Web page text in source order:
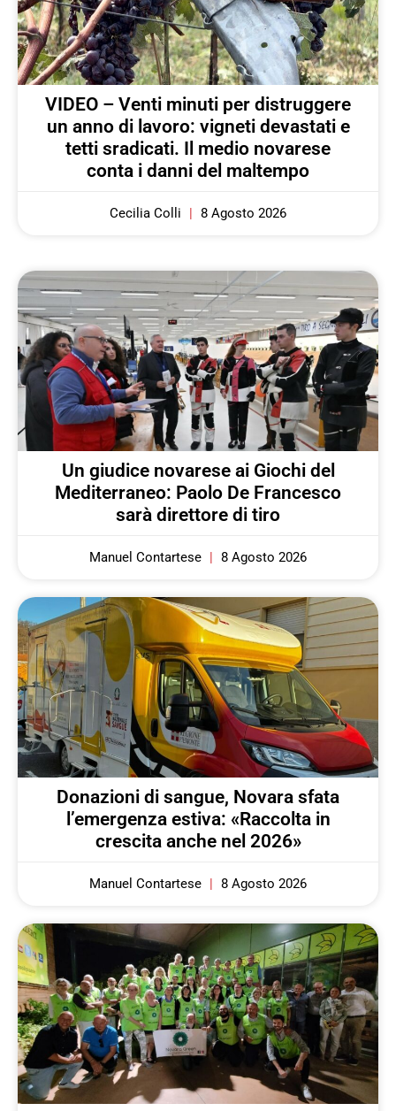
VIDEO – Venti minuti per distruggere
un anno di lavoro: vigneti devastati e
tetti sradicati. Il medio novarese
conta i danni del maltempo
Cecilia Colli 8 Agosto 2026
Un giudice novarese ai Giochi del
Mediterraneo: Paolo De Francesco
sarà direttore di tiro
Manuel Contartese 8 Agosto 2026
Donazioni di sangue, Novara sfata
l’emergenza estiva: «Raccolta in
crescita anche nel 2026»
Manuel Contartese 8 Agosto 2026